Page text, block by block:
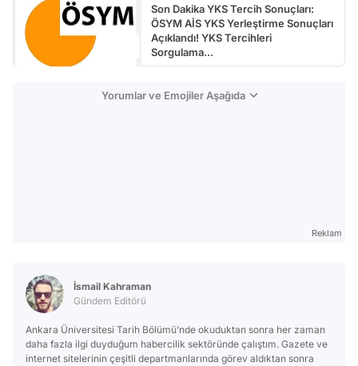
Son Dakika YKS Tercih Sonuçları:
ÖSYM AİS YKS Yerleştirme Sonuçları
Açıklandı! YKS Tercihleri
Sorgulama...
Yorumlar ve Emojiler Aşağıda
Reklam
İsmail Kahraman
Gündem Editörü
Ankara Üniversitesi Tarih Bölümü’nde okuduktan sonra her zaman
daha fazla ilgi duyduğum habercilik sektöründe çalıştım. Gazete ve
internet sitelerinin çeşitli departmanlarında görev aldıktan sonra